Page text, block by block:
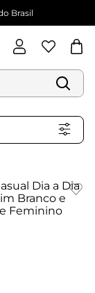
Brasil